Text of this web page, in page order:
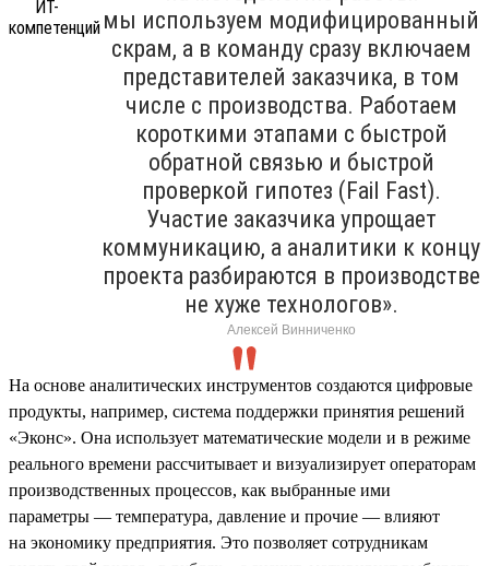
мы используем модифицированный
скрам, а в команду сразу включаем
представителей заказчика, в том
числе с производства. Работаем
короткими этапами с быстрой
обратной связью и быстрой
проверкой гипотез (Fail Fast).
Участие заказчика упрощает
коммуникацию, а аналитики к концу
проекта разбираются в производстве
не хуже технологов».
Алексей Винниченко
На основе аналитических инструментов создаются цифровые
продукты, например, система поддержки принятия решений
«Эконс». Она использует математические модели и в режиме
реального времени рассчитывает и визуализирует операторам
производственных процессов, как выбранные ими
параметры — температура, давление и прочие — влияют
на экономику предприятия. Это позволяет сотрудникам